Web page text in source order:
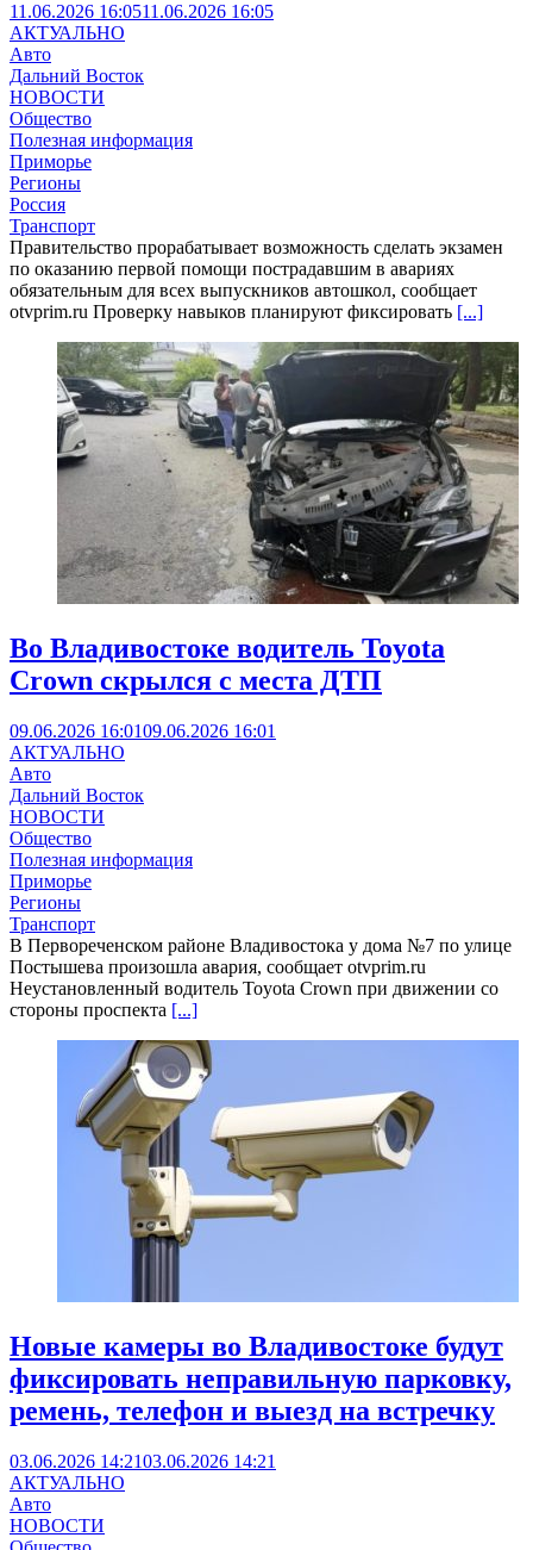
11.06.2026 16:0511.06.2026 16:05
АКТУАЛЬНО
Авто
Дальний Восток
НОВОСТИ
Общество
Полезная информация
Приморье
Регионы
Россия
Транспорт
Правительство прорабатывает возможность сделать экзамен
по оказанию первой помощи пострадавшим в авариях
обязательным для всех выпускников автошкол, сообщает
otvprim.ru Проверку навыков планируют фиксировать [...]
Во Владивостоке водитель Toyota
Crown скрылся с места ДТП
09.06.2026 16:0109.06.2026 16:01
АКТУАЛЬНО
Авто
Дальний Восток
НОВОСТИ
Общество
Полезная информация
Приморье
Регионы
Транспорт
В Первореченском районе Владивостока у дома №7 по улице
Постышева произошла авария, сообщает otvprim.ru
Неустановленный водитель Toyota Crown при движении со
стороны проспекта [...]
Новые камеры во Владивостоке будут
фиксировать неправильную парковку,
ремень, телефон и выезд на встречку
03.06.2026 14:2103.06.2026 14:21
АКТУАЛЬНО
Авто
НОВОСТИ